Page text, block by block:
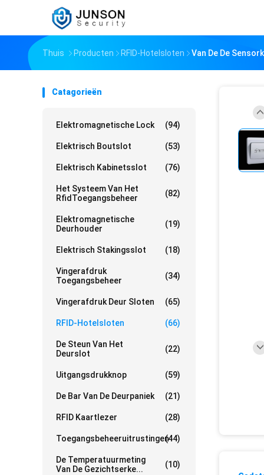
Thuis Producten RFID-Hotelsloten Van De De
Catagorieën
Elektromagnetische Lock (94)
Elektrisch Boutslot (53)
Elektrisch Kabinetsslot (76)
Het Systeem Van Het
RfidToegangsbeheer
(82)
Elektromagnetische
Deurhouder
(19)
Elektrisch Stakingsslot (18)
Vingerafdruk
Toegangsbeheer
(34)
Vingerafdruk Deur Sloten (65)
RFID-Hotelsloten (66)
De Steun Van Het
Deurslot
(22)
Uitgangsdrukknop (59)
De Bar Van De Deurpaniek (21)
RFID Kaartlezer (28)
Toegangsbeheeruitrustingen(44)
De Temperatuurmeting
Van De Gezichtserke...
(10)